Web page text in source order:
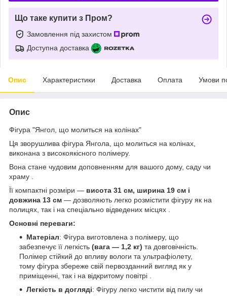
Що таке купити з Пром?
Замовлення під захистом
Доступна доставка
Опис Характеристики Доставка Оплата Умови
Опис
Фігура "Янгол, що молиться на колінах"
Ця зворушлива фігура Янгола, що молиться на колінах,
виконана з високоякісного полімеру.
Вона стане чудовим доповненням для вашого дому, саду чи
храму .
Її компактні розміри — висота 31 см, ширина 19 см і
довжина 13 см — дозволяють легко розмістити фігуру як на
полицях, так і на спеціально відведених місцях .
Основні переваги:
Матеріал: Фігура виготовлена з полімеру, що
забезпечує її легкість (вага — 1,2 кг) та довговічність.
Полімер стійкий до впливу вологи та ультрафіолету,
тому фігура збереже свій первозданний вигляд як у
приміщенні, так і на відкритому повітрі .
Легкість в догляді: Фігуру легко чистити від пилу чи